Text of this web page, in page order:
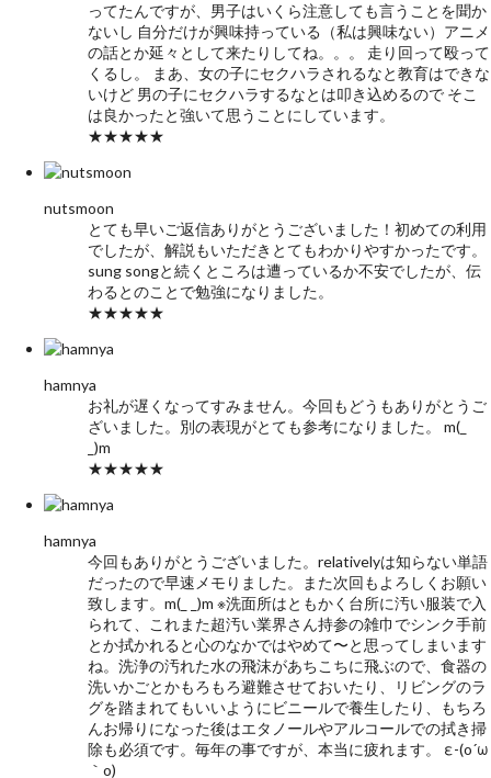
ってたんですが、男子はいくら注意しても言うことを聞か
ないし 自分だけが興味持っている（私は興味ない）アニメ
の話とか延々として来たりしてね。。。 走り回って殴って
くるし。 まあ、女の子にセクハラされるなと教育はできな
いけど 男の子にセクハラするなとは叩き込めるので そこ
は良かったと強いて思うことにしています。
★★★★★
nutsmoon
とても早いご返信ありがとうございました！初めての利用
でしたが、解説もいただきとてもわかりやすかったです。
sung songと続くところは遭っているか不安でしたが、伝
わるとのことで勉強になりました。
★★★★★
hamnya
お礼が遅くなってすみません。今回もどうもありがとうご
ざいました。別の表現がとても参考になりました。 m(_
_)m
★★★★★
hamnya
今回もありがとうございました。relativelyは知らない単語
だったので早速メモりました。また次回もよろしくお願い
致します。m(_ _)m ※洗面所はともかく台所に汚い服装で入
られて、これまた超汚い業界さん持参の雑巾でシンク手前
とか拭かれると心のなかではやめて〜と思ってしまいます
ね。洗浄の汚れた水の飛沫があちこちに飛ぶので、食器の
洗いかごとかもろもろ避難させておいたり、リビングのラ
グを踏まれてもいいようにビニールで養生したり、もちろ
んお帰りになった後はエタノールやアルコールでの拭き掃
除も必須です。毎年の事ですが、本当に疲れます。 ε-(o´ω
｀o)